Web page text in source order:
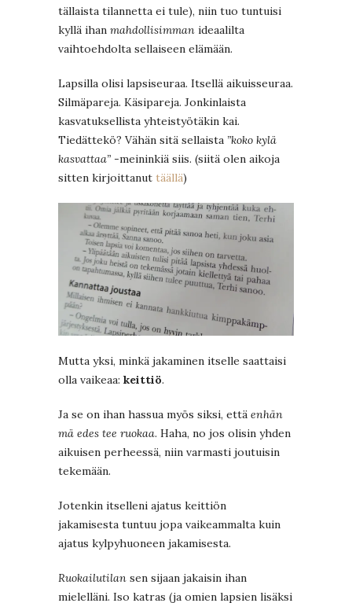
tällaista tilannetta ei tule), niin tuo tuntuisi
kyllä ihan mahdollisimman ideaalilta
vaihtoehdolta sellaiseen elämään.
Lapsilla olisi lapsiseuraa. Itsellä aikuisseuraa.
Silmäpareja. Käsipareja. Jonkinlaista
kasvatuksellista yhteistyötäkin kai.
Tiedättekö? Vähän sitä sellaista ”koko kylä
kasvattaa” -meininkiä siis. (siitä olen aikoja
sitten kirjoittanut täällä)
Mutta yksi, minkä jakaminen itselle saattaisi
olla vaikeaa: keittiö.
Ja se on ihan hassua myös siksi, että enhän
mä edes tee ruokaa. Haha, no jos olisin yhden
aikuisen perheessä, niin varmasti joutuisin
tekemään.
Jotenkin itselleni ajatus keittiön
jakamisesta tuntuu jopa vaikeammalta kuin
ajatus kylpyhuoneen jakamisesta.
Ruokailutilan sen sijaan jakaisin ihan
mielelläni. Iso katras (ja omien lapsien lisäksi